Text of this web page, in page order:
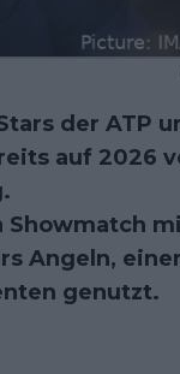
der ATP
auf 2026
Showmatch
Angeln,
genutzt.